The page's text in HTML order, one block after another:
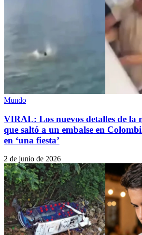
Mundo
VIRAL: Los nuevos detalles de la
que saltó a un embalse en
en ‘una fiesta’
2 de junio de 2026